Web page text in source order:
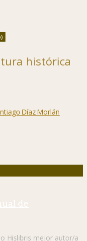
histórica
de
Hislibris mejor autor/a